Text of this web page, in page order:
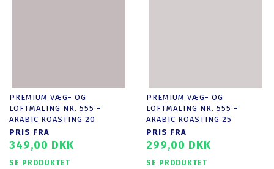
PREMIUM VÆG- OG
LOFTMALING NR. 555 -
ARABIC ROASTING 20
PRIS FRA
349,00 DKK
SE PRODUKTET
PREMIUM VÆG- OG
LOFTMALING NR. 555 -
ARABIC ROASTING 25
PRIS FRA
299,00 DKK
SE PRODUKTET